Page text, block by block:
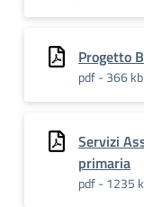
Progetto
pdf - 366 kb
Servizi
primaria
pdf - 1235